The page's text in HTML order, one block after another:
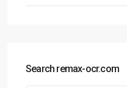
Search remax-ocr.com